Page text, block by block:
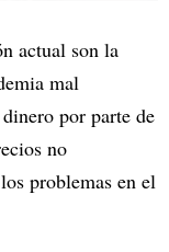
actual son la
mal
por parte de
no
problemas en el